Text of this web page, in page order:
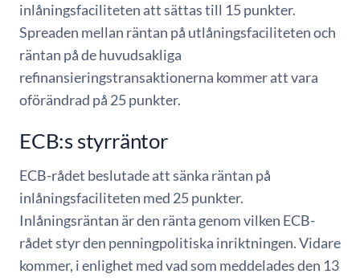
inlåningsfaciliteten att sättas till 15 punkter.
Spreaden mellan räntan på utlåningsfaciliteten och
räntan på de huvudsakliga
refinansieringstransaktionerna kommer att vara
oförändrad på 25 punkter.
ECB:s styrräntor
ECB-rådet beslutade att sänka räntan på
inlåningsfaciliteten med 25 punkter.
Inlåningsräntan är den ränta genom vilken ECB-
rådet styr den penningpolitiska inriktningen. Vidare
kommer, i enlighet med vad som meddelades den 13